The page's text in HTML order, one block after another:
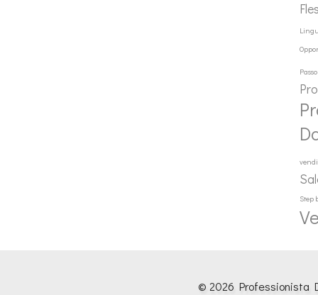
Passo
Step
© 2026 Professionista